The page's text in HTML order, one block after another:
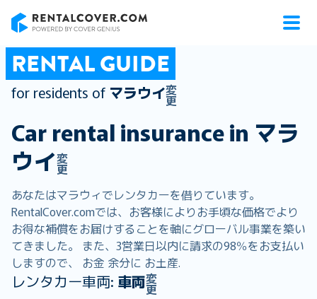
RENTAL GUIDE
for residents of マラウイ変
更
Car rental insurance in マラ
ウイ変
更
あなたはマラウィでレンタカーを借りています。
RentalCover.comでは、お客様によりお手頃な価格でより
お得な補償をお届けすることを軸にグローバル事業を築い
てきました。 また、3営業日以内に請求の98％をお支払い
しますので、 お金 余分に お土産.
レンタカー車両: 車両変
更